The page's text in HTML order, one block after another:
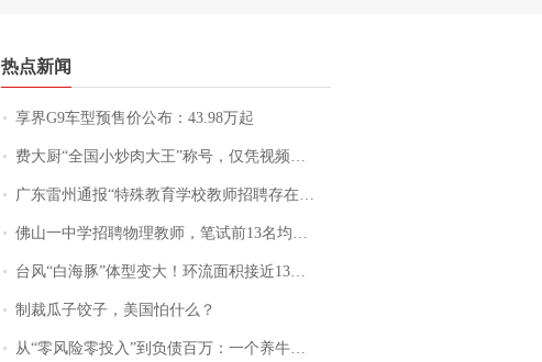
热点新闻
享界G9车型预售价公布：43.98万起
费大厨“全国小炒肉大王”称号，仅凭视频评出？中国烹饪协会回应
广东雷州通报“特殊教育学校教师招聘存在违规行为”：已启动问责程序 副校长被停职
佛山一中学招聘物理教师，笔试前13名均遭淘汰？教育局：已叫停招聘，成立调查组全面核查
台风“白海豚”体型变大！环流面积接近13个浙江那么大
制裁瓜子饺子，美国怕什么？
从“零风险零投入”到负债百万：一个养牛项目崩盘后，谁该为农户的贷款买单丨红星调查